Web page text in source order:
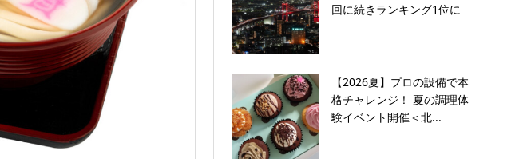
回に続きランキング1位に
【2026夏】プロの設備で本
格チャレンジ！ 夏の調理体
験イベント開催＜北...